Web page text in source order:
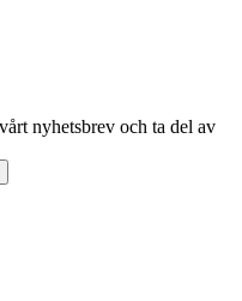
nyhetsbrev och ta del av